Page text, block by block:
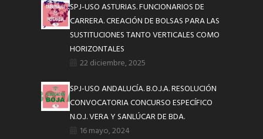
SPJ-USO ASTURIAS. FUNCIONARIOS DE
CARRERA. CREACIÓN DE BOLSAS PARA LAS
SUSTITUCIONES TANTO VERTICALES COMO
HORIZONTALES
22 diciembre, 2025
SPJ-USO ANDALUCÍA. B.O.J.A. RESOLUCIÓN
CONVOCATORIA CONCURSO ESPECÍFICO
N.O.J. VERA Y SANLÚCAR DE BDA.
16 mayo, 2024